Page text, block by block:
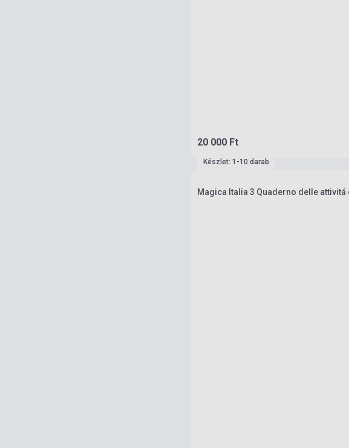
20 000 Ft
Készlet: 1-10 darab
Magica Italia 3 Quaderno delle